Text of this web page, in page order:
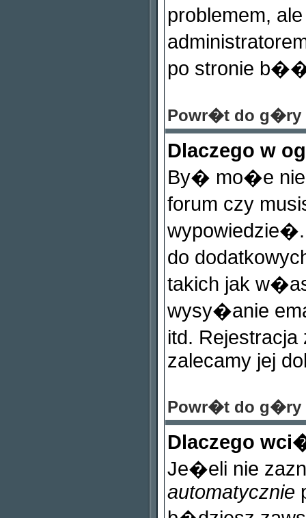
problemem,
po stronie
Powr�t do g�ry
Dlaczego w
By� mo�e nie
forum czy
do
takich jak
wysy�anie
itd.
zalecamy jej
Powr�t do g�ry
Dlaczego
Je�eli nie
automatycznie